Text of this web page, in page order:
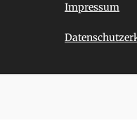
Impressum